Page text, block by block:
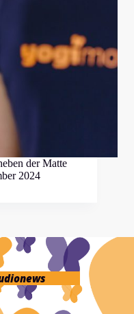
der Matte
2024